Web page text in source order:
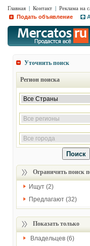
Главная | Контакт | Реклама на
Подать объявление
Уточнить поиск
Регион поиска
Ограничить поиск
Ищут (2)
Предлагают (32)
Показать только
Владельцев (6)